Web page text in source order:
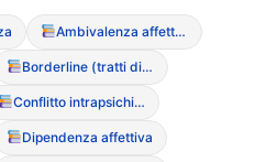
Ambivalenza affettiva
Borderline (tratti di personalit?)
Conflitto intrapsichico
Dipendenza affettiva